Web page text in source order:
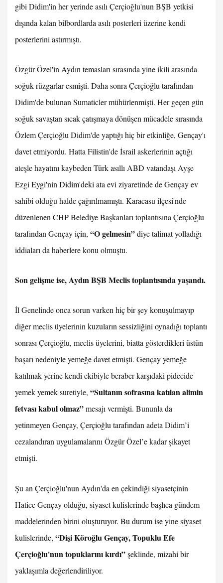
gibi Didim'in her yerinde asılı Çerçioğlu'nun BŞB yetkisi
dışında kalan bilbordlarda asılı posterleri üzerine kendi
posterlerini astırmıştı.
Özgür Özel'in Aydın temasları sırasında yine ikili arasında
soğuk rüzgarlar esmişti. Daha sonra Çerçioğlu tarafından
Didim'de bulunan Sumaticler mühürlenmişti. Her geçen gün
soğuk savaştan sıcak çatışmaya dönüşen mücadele sırasında
Özlem Çerçioğlu Didim'de yaptığı hiç bir etkinliğe, Gençay'ı
davet etmiyordu. Hatta Filistin'de İsrail askerlerinin açtığı
ateşle hayatını kaybeden Türk asıllı ABD vatandaşı Ayşe
Ezgi Eygi'nin Didim'deki ata evi ziyaretinde de Gençay ev
sahibi olduğu halde çağırılmamıştı. Karacasu ilçesi'nde
düzenlenen CHP Belediye Başkanları toplantısına Çerçioğlu
tarafından Gençay için, “O gelmesin”diye talimat yolladığı
iddiaları da haberlere konu olmuştu.
Son gelişme ise, Aydın BŞB Meclis toplantısında yaşandı.
İl Genelinde onca sorun varken hiç bir şey konuşulmayıp
diğer meclis üyelerinin kuzuların sessizliğini oynadığı toplantı
sonrası Çerçioğlu, meclis üyelerini, biatta gösterdikleri üstün
başarı nedeniyle yemeğe davet etmişti. Gençay yemeğe
katılmak yerine kendi ekibiyle beraber karşıdaki pidecide
yemek yemek suretiyle, “Sultanın sofrasına katılan alimin
fetvası kabul olmaz”mesajı vermişti. Bununla da
yetinmeyen Gençay, Çerçioğlu tarafından adeta Didim’i
cezalandıran uygulamalarını Özgür Özel’e kadar şikayet
etmişti.
Şu an Çerçioğlu'nun Aydın'da en çekindiği siyasetçinin
Hatice Gençay olduğu, siyaset kulislerinde başlıca gündem
maddelerinden birini oluşturuyor. Bu durum ise yine siyaset
kulislerinde, “Dişi Köroğlu Gençay, Topuklu Efe
Çerçioğlu'nun topuklarını kırdı”şeklinde, mizahi bir
yaklaşımla değerlendiriliyor.